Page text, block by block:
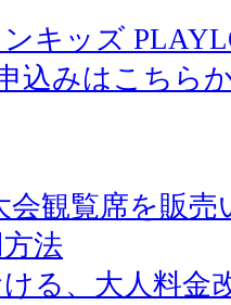
キッズ
込みはこちら
会観覧席を販
法
る、大人料金